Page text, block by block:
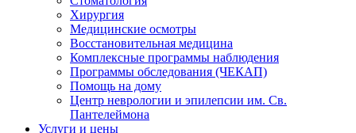
Хирургия
Медицинские осмотры
Восстановительная медицина
Комплексные программы наблюдения
Программы обследования (ЧЕКАП)
Помощь на дому
Центр неврологии и эпилепсии им. Св.
Пантелеймона
Услуги и цены